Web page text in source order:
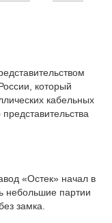
который
кабельных
«Остек» начал в
небольшие партии
замка.